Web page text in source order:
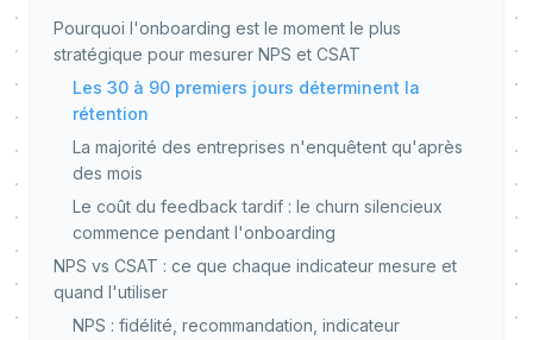
Pourquoi l'onboarding est le moment le plus
stratégique pour mesurer NPS et CSAT
Les 30 à 90 premiers jours déterminent la
rétention
La majorité des entreprises n'enquêtent qu'après
des mois
Le coût du feedback tardif : le churn silencieux
commence pendant l'onboarding
NPS vs CSAT : ce que chaque indicateur mesure et
quand l'utiliser
NPS : fidélité, recommandation, indicateur